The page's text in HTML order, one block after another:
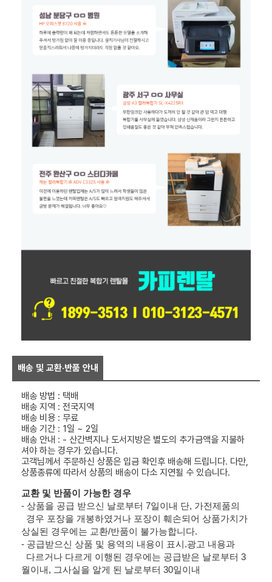
배송 및 교환·반품 안내
배송 방법 : 택배
배송 지역 : 전국지역
배송 비용 : 무료
배송 기간 : 1일 ~ 2일
배송 안내 : - 산간벽지나 도서지방은 별도의 추가금액을 지불하
셔야 하는 경우가 있습니다.
고객님께서 주문하신 상품은 입금 확인후 배송해 드립니다. 다만,
상품종류에 따라서 상품의 배송이 다소 지연될 수 있습니다.
교환 및 반품이 가능한 경우
- 상품을 공급 받으신 날로부터 7일이내 단, 가전제품의
경우 포장을 개봉하였거나 포장이 훼손되어 상품가치가
상실된 경우에는 교환/반품이 불가능합니다.
- 공급받으신 상품 및 용역의 내용이 표시.광고 내용과
다르거나 다르게 이행된 경우에는 공급받은 날로부터 3
월이내, 그사실을 알게 된 날로부터 30일이내